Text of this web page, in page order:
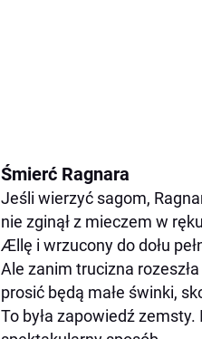
Śmierć Ragnara
Jeśli wierzyć sagom,
nie zginął z mieczem w
Ællę i wrzucony do dołu
Ale zanim trucizna
prosić będą małe świnki,
To była zapowiedź